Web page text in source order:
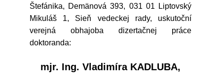
Štefánika, Demänová 393, 031 01 Liptovský
Mikuláš 1, Sieň vedeckej rady, uskutoční
verejná obhajoba dizertačnej práce
doktoranda:
mjr. Ing. Vladimíra KADLUBA,